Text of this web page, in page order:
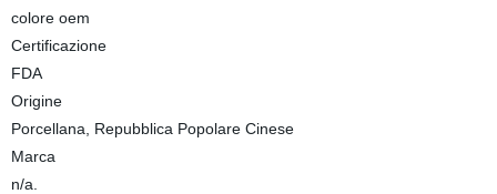
colore oem
Certificazione
FDA
Origine
Porcellana, Repubblica Popolare Cinese
Marca
n/a.